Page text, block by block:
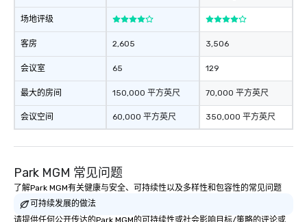
场地评级
客房
会议室
最大的房间
会议空间
2,605
65
150,000 平方英尺
60,000 平方英尺
3,506
129
70,000 平方英尺
350,000 平方英尺
Park MGM 常见问题
了解Park MGM有关健康与安全、可持续性以及多样性和包容性的常见问题
可持续发展的做法
请提供任何公开传达的Park MGM的可持续性或社会影响目标/策略的评论或